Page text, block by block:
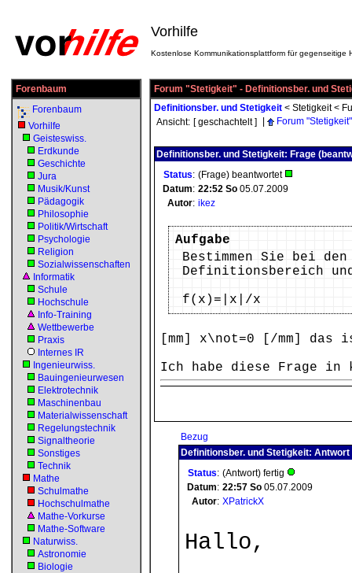
Vorhilfe
Kostenlose Kommunikationsplattform für gegenseitige
Forenbaum
Forenbaum
Vorhilfe
Geisteswiss.
Erdkunde
Geschichte
Jura
Musik/Kunst
Pädagogik
Philosophie
Politik/Wirtschaft
Psychologie
Religion
Sozialwissenschaften
Informatik
Schule
Hochschule
Info-Training
Wettbewerbe
Praxis
Internes IR
Ingenieurwiss.
Bauingenieurwesen
Elektrotechnik
Maschinenbau
Materialwissenschaft
Regelungstechnik
Signaltheorie
Sonstiges
Technik
Mathe
Schulmathe
Hochschulmathe
Mathe-Vorkurse
Mathe-Software
Naturwiss.
Astronomie
Biologie
Forum "Stetigkeit" - Definitionsber. und
Definitionsber. und Stetigkeit < Stetigkeit<
Ansicht: [ geschachtelt ] Forum "Stetigkeit"
Definitionsber. und Stetigkeit: Frage
Status: (Frage) beantwortet
Datum: 22:52 So 05.07.2009
Autor: ikez
Aufgabe
Bestimmen Sie bei
Definitionsbereich
f(x)=|x|/x
[mm] x\not=0 [/mm]
Ich habe diese Frage in
Bezug
Definitionsber. und Stetigkeit: Antwort
Status: (Antwort) fertig
Datum: 22:57 So 05.07.2009
Autor: XPatrickX
Hallo,